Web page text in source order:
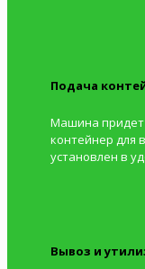
Подача
Машина придет
контейнер для
установлен в
Вывоз и